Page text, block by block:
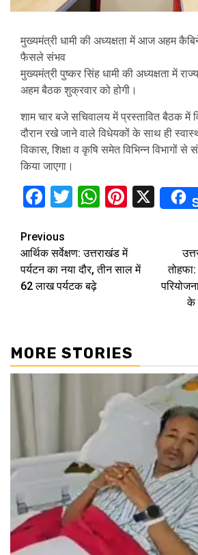
मुख्यमंत्री धामी की अध्यक्षता में आज अहम
फैसले संभव
मुख्यमंत्री पुष्कर सिंह धामी की अध्यक्षता में
अहम बैठक शुक्रवार को होगी।
शाम चार बजे सचिवालय में प्रस्तावित बैठक में
दौरान रखे जाने वाले विधेयकों के साथ ही
विकास, शिक्षा व कृषि समेत विभिन्न विभागों से
किया जाएगा।
Facebook
Twitter
WhatsApp
X
Continue
Reading
Previous
आर्थिक सर्वेक्षण: उत्तराखंड में
पर्यटन का नया दौर, तीन साल में
62 लाख पर्यटक बढ़े
के
MORE STORIES